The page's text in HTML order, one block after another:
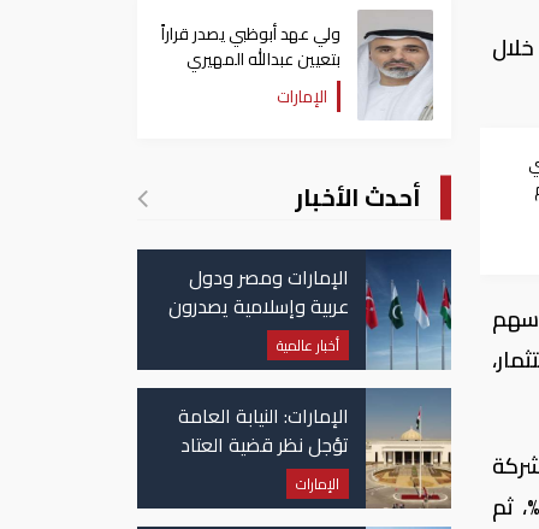
درهم، من خلال
بنسبة نمو 14.99%، تلاه سهم
للاستثمار،
9.82%، تلاه سهم شركة
المحدودة- سوداتل، بنسبة 2.81%، ثم سهم مجموعة أغذية، بنسبة 2.57%، ثم
ولي عهد أبوظبي يصدر قراراً
بتعيين عبدالله المهيري
رئيسا لـ"أبوظبي للتراث"
الإمارات
أحدث الأخبار
الإمارات ومصر ودول
عربية وإسلامية يصدرون
بيانا مشتركا بشأن
الانتهاكات الإسرائيلية
في غزة
أخبار عالمية
الإمارات: النيابة العامة
تؤجل نظر قضية العتاد
العسكري للسودان
الإمارات